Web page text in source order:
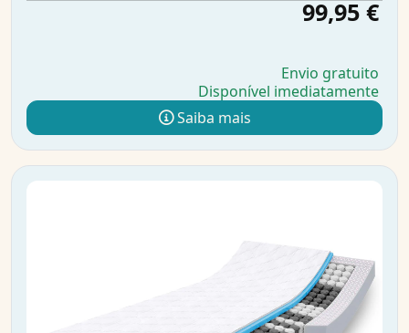
99,95 €
Envio gratuito
Disponível imediatamente
Saiba mais